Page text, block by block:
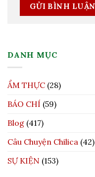
DANH MỤC
ẨM THỰC (28)
BÁO CHÍ (59)
Blog (417)
Câu Chuyện Chilica (42)
SỰ KIỆN (153)